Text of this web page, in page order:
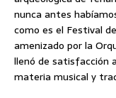
nunca antes
como es el Festival
amenizado por la
llenó de satisfacción
materia musical y